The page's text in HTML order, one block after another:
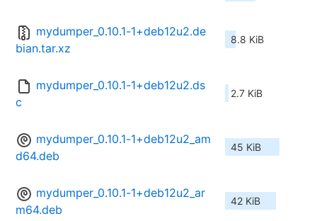
mydumper_0.10.1-1+deb12u2.de
bian.tar.xz
8.8 KiB
mydumper_0.10.1-1+deb12u2.ds
c
2.7 KiB
mydumper_0.10.1-1+deb12u2_am
d64.deb
45 KiB
mydumper_0.10.1-1+deb12u2_ar
m64.deb
42 KiB